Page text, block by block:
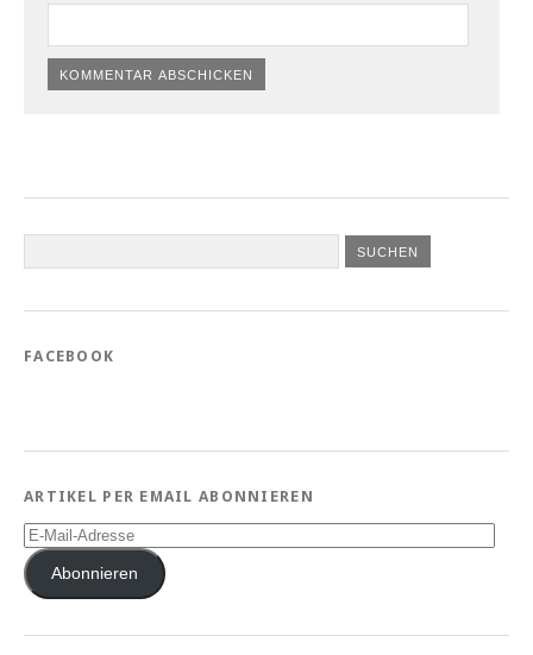
FACEBOOK
ARTIKEL PER EMAIL ABONNIEREN
E-
Mail-
AdresseAbonnieren